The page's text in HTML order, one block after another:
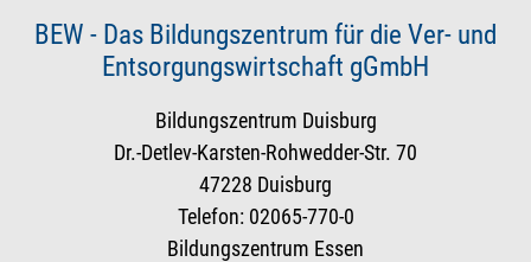
BEW - Das Bildungszentrum für die Ver- und
Entsorgungswirtschaft gGmbH
Bildungszentrum Duisburg
Dr.-Detlev-Karsten-Rohwedder-Str. 70
47228 Duisburg
Telefon: 02065-770-0
Bildungszentrum Essen